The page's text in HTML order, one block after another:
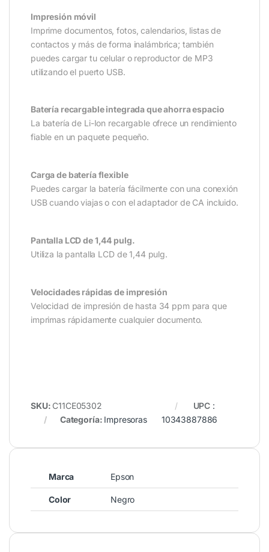
Impresión móvil
Imprime documentos, fotos, calendarios, listas de
contactos y más de forma inalámbrica; también
puedes cargar tu celular o reproductor de MP3
utilizando el puerto USB.
Batería recargable integrada que ahorra espacio
La batería de Li-Ion recargable ofrece un rendimiento
fiable en un paquete pequeño.
Carga de batería flexible
Puedes cargar la batería fácilmente con una conexión
USB cuando viajas o con el adaptador de CA incluido.
Pantalla LCD de 1,44 pulg.
Utiliza la pantalla LCD de 1,44 pulg.
Velocidades rápidas de impresión
Velocidad de impresión de hasta 34 ppm para que
imprimas rápidamente cualquier documento.
SKU: C11CE05302
Categoría: Impresoras
UPC :
10343887886
Marca Epson
Color Negro